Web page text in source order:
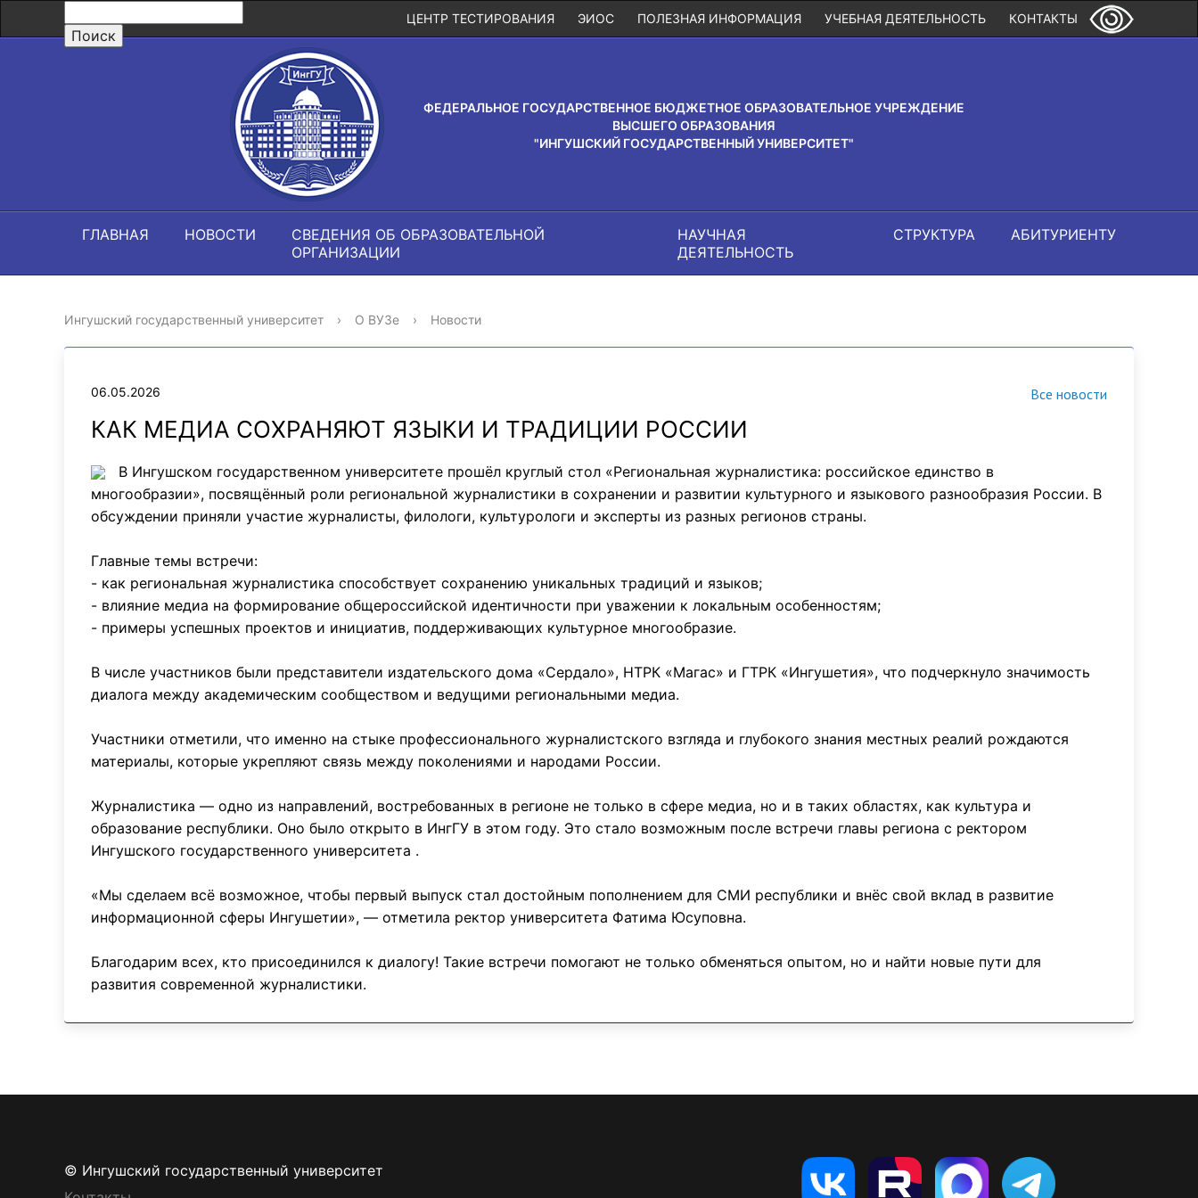
КОНТАКТЫ
УЧЕБНАЯ ДЕЯТЕЛЬНОСТЬ
ПОЛЕЗНАЯ ИНФОРМАЦИЯ
ЭИОС
ЦЕНТР ТЕСТИРОВАНИЯ
ФЕДЕРАЛЬНОЕ ГОСУДАРСТВЕННОЕ БЮДЖЕТНОЕ ОБРАЗОВАТЕЛЬНОЕ УЧРЕЖДЕНИЕ
ВЫСШЕГО ОБРАЗОВАНИЯ
"ИНГУШСКИЙ ГОСУДАРСТВЕННЫЙ УНИВЕРСИТЕТ"
ГЛАВНАЯ НОВОСТИ
СВЕДЕНИЯ ОБ ОБРАЗОВАТЕЛЬНОЙ
ОРГАНИЗАЦИИ
НАУЧНАЯ
ДЕЯТЕЛЬНОСТЬ
СТРУКТУРА АБИТУРИЕНТУ
Ингушский государственный университет › О ВУЗе › Новости
06.05.2026 Все новости
КАК МЕДИА СОХРАНЯЮТ ЯЗЫКИ И ТРАДИЦИИ РОССИИ
В Ингушском государственном университете прошёл круглый стол «Региональная журналистика: российское единство в
многообразии», посвящённый роли региональной журналистики в сохранении и развитии культурного и языкового разнообразия России. В
обсуждении приняли участие журналисты, филологи, культурологи и эксперты из разных регионов страны.
Главные темы встречи:
- как региональная журналистика способствует сохранению уникальных традиций и языков;
- влияние медиа на формирование общероссийской идентичности при уважении к локальным особенностям;
- примеры успешных проектов и инициатив, поддерживающих культурное многообразие.
В числе участников были представители издательского дома «Сердало», НТРК «Магас» и ГТРК «Ингушетия», что подчеркнуло значимость
диалога между академическим сообществом и ведущими региональными медиа.
Участники отметили, что именно на стыке профессионального журналистского взгляда и глубокого знания местных реалий рождаются
материалы, которые укрепляют связь между поколениями и народами России.
Журналистика — одно из направлений, востребованных в регионе не только в сфере медиа, но и в таких областях, как культура и
образование республики. Оно было открыто в ИнгГУ в этом году. Это стало возможным после встречи главы региона с ректором
Ингушского государственного университета .
«Мы сделаем всё возможное, чтобы первый выпуск стал достойным пополнением для СМИ республики и внёс свой вклад в развитие
информационной сферы Ингушетии», — отметила ректор университета Фатима Юсуповна.
Благодарим всех, кто присоединился к диалогу! Такие встречи помогают не только обменяться опытом, но и найти новые пути для
развития современной журналистики.
© Ингушский государственный университет